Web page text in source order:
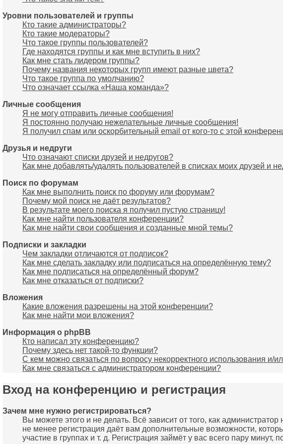
Уровни пользователей и группы
Кто такие администраторы?
Кто такие модераторы?
Что такое группы пользователей?
Где находятся группы и как мне вступить в них?
Как мне стать лидером группы?
Почему названия некоторых групп имеют разные цвета?
Что такое группа по умолчанию?
Что означает ссылка «Наша команда»?
Личные сообщения
Я не могу отправить личные сообщения!
Я постоянно получаю нежелательные личные сообщения!
Я получил спам или оскорбительный email от кого-то с этой
Друзья и недруги
Что означают списки друзей и недругов?
Как мне добавлять/удалять пользователей в списках моих друзей и
Поиск по форумам
Как мне выполнить поиск по форуму или форумам?
Почему мой поиск не даёт результатов?
В результате моего поиска я получил пустую страницу!
Как мне найти пользователя конференции?
Как мне найти свои сообщения и созданные мной темы?
Подписки и закладки
Чем закладки отличаются от подписок?
Как мне сделать закладку или подписаться на определённую тему?
Как мне подписаться на определённый форум?
Как мне отказаться от подписки?
Вложения
Какие вложения разрешены на этой конференции?
Как мне найти мои вложения?
Информация о phpBB
Кто написал эту конференцию?
Почему здесь нет такой-то функции?
С кем можно связаться по вопросу некорректного использования
Как мне связаться с администратором конференции?
Вход на конференцию и регистрация
Зачем мне нужно регистрироваться?
Вы можете этого и не делать. Всё зависит от того, как
не менее регистрация даёт вам дополнительные возможности,
участие в группах и т. д. Регистрация займёт у вас всего пару минут,